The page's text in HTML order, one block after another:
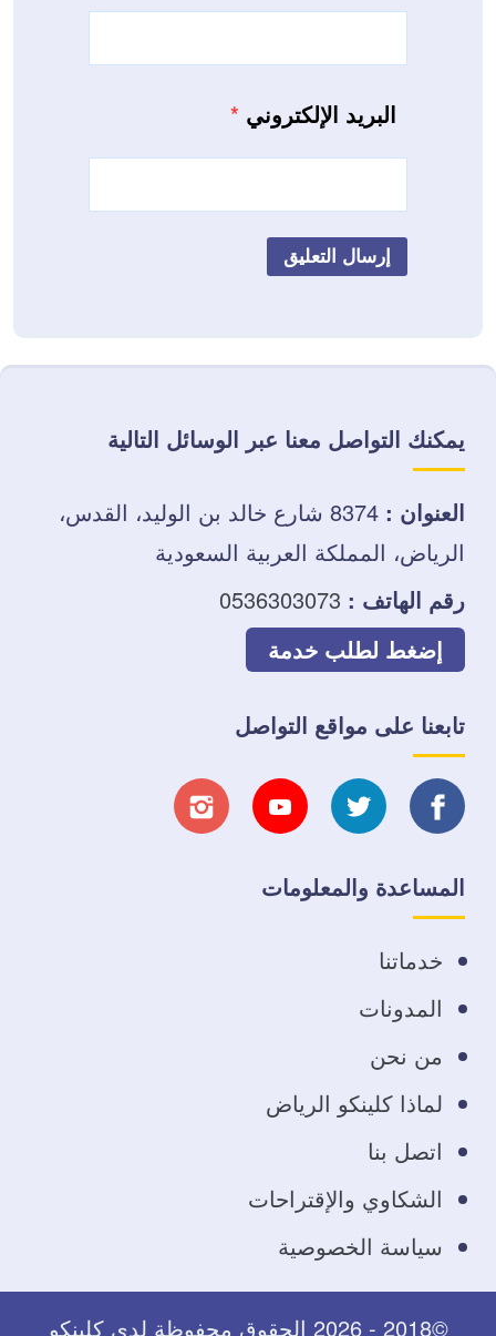
البريد الإلكتروني *
يمكنك التواصل معنا عبر الوسائل التالية
العنوان :
8374 شارع خالد بن الوليد، القدس،
الرياض، المملكة العربية السعودية
رقم الهاتف : 0536303073
إضغط لطلب خدمة
تابعنا على مواقع التواصل
تابعنا
على
فيسبوك
تابعنا
على
تابعنا تابعنا
المساعدة والمعلومات
خدماتنا
المدونات
من نحن
لماذا كلينكو الرياض
اتصل بنا
الشكاوي والإقتراحات
سياسة الخصوصية
©2018 - 2026 الحقوق محفوظة لدى كلينكو